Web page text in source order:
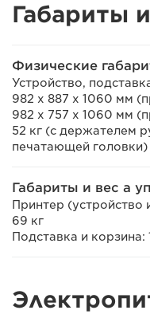
Габариты
Физические
Устройство,
982 x 887 x 1060 мм
982 x 757 x 1060 мм
52 кг (с держателем
печатающей головки)
Габариты и вес а
Принтер (устройство
69 кг
Подставка и корзина: